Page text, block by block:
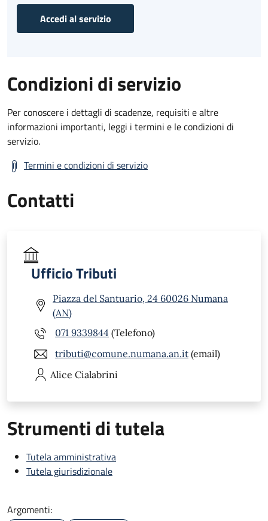
Accedi al servizio
Condizioni di servizio
Per conoscere i dettagli di scadenze, requisiti e altre
informazioni importanti, leggi i termini e le condizioni di
servizio.
Termini e condizioni di servizio
Contatti
Ufficio Tributi
Piazza del Santuario, 24 60026 Numana
(AN)
071 9339844 (Telefono)
tributi@comune.numana.an.it (email)
Alice Cialabrini
Strumenti di tutela
Tutela amministrativa
Tutela giurisdizionale
Argomenti: